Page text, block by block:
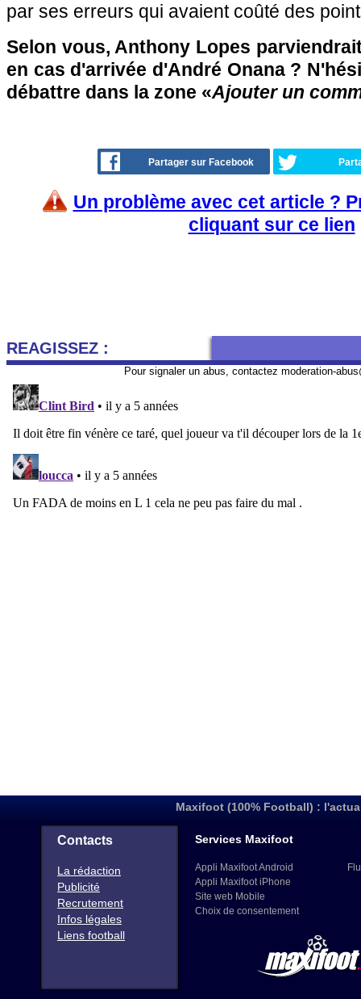
par ses erreurs qui avaient coûté des
Selon vous, Anthony Lopes
en cas d'arrivée d'André Onana ?
débattre dans la zone «Ajouter un
Partager sur Facebook
Un problème avec cet article ?
cliquant sur ce lien
REAGISSEZ :
Pour signaler un abus, contactez moderation-
Maxifoot (100% Football) :
Contacts
La rédaction
Publicité
Recrutement
Infos légales
Liens football
Services Maxifoot
Appli Maxifoot Android
Appli Maxifoot iPhone
Site web Mobile
Choix de consentement